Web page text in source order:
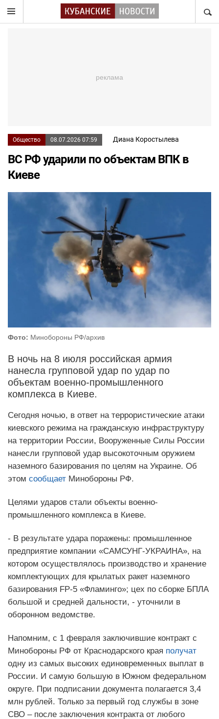
Общество 08.07.2026 07:59 Диана Коростылева
ВС РФ ударили по объектам ВПК в
Киеве
Фото: Минобороны РФ/архив
В ночь на 8 июля российская армия
нанесла групповой удар по удар по
объектам военно-промышленного
комплекса в Киеве.
Сегодня ночью, в ответ на террористические атаки
киевского режима на гражданскую инфраструктуру
на территории России, Вооруженные Силы России
нанесли групповой удар высокоточным оружием
наземного базирования по целям на Украине. Об
этом сообщает Минобороны РФ.
Целями ударов стали объекты военно-
промышленного комплекса в Киеве.
- В результате удара поражены: промышленное
предприятие компании «САМСУНГ-УКРАИНА», на
котором осуществлялось производство и хранение
комплектующих для крылатых ракет наземного
базирования FP-5 «Фламинго»; цех по сборке БПЛА
большой и средней дальности, - уточнили в
оборонном ведомстве.
Напомним, с 1 февраля заключившие контракт с
Минобороны РФ от Краснодарского края получат
одну из самых высоких единовременных выплат в
России. И самую большую в Южном федеральном
округе. При подписании документа полагается 3,4
млн рублей. Только за первый год службы в зоне
СВО – после заключения контракта от любого